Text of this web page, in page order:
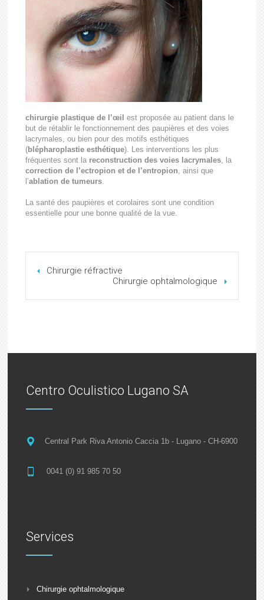
chirurgie plastique de l’œil est proposée au patient dans le
but de rétablir le fonctionnement des paupières et des voies
lacrymales, ou bien pour des motifs esthétiques
(blépharoplastie esthétique). Les interventions les plus
fréquentes sont la reconstruction des voies lacrymales, la
correction de l’ectropion et de l’entropion, ainsi que
l’ablation de tumeurs.
La santé des paupières et corolaires sont une condition
essentielle pour une bonne qualité de la vue.
Chirurgie réfractive
Chirurgie ophtalmologique
Centro Oculistico Lugano SA
Central Park Riva Antonio Caccia 1b - Lugano - CH-6900
0041 (0) 91 985 70 50
Services
Chirurgie ophtalmologique